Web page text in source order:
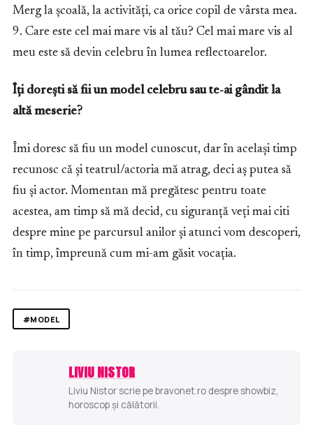
Merg la școală, la activități, ca orice copil de vârsta mea.
9. Care este cel mai mare vis al tău? Cel mai mare vis al
meu este să devin celebru în lumea reflectoarelor.
Îți dorești să fii un model celebru sau te-ai gândit la
altă meserie?
Îmi doresc să fiu un model cunoscut, dar în același timp
recunosc că și teatrul/actoria mă atrag, deci aș putea să
fiu și actor. Momentan mă pregătesc pentru toate
acestea, am timp să mă decid, cu siguranță veți mai citi
despre mine pe parcursul anilor și atunci vom descoperi,
în timp, împreună cum mi-am găsit vocația.
#MODEL
LIVIU NISTOR
Liviu Nistor scrie pe bravonet.ro despre showbiz,
horoscop și călătorii.